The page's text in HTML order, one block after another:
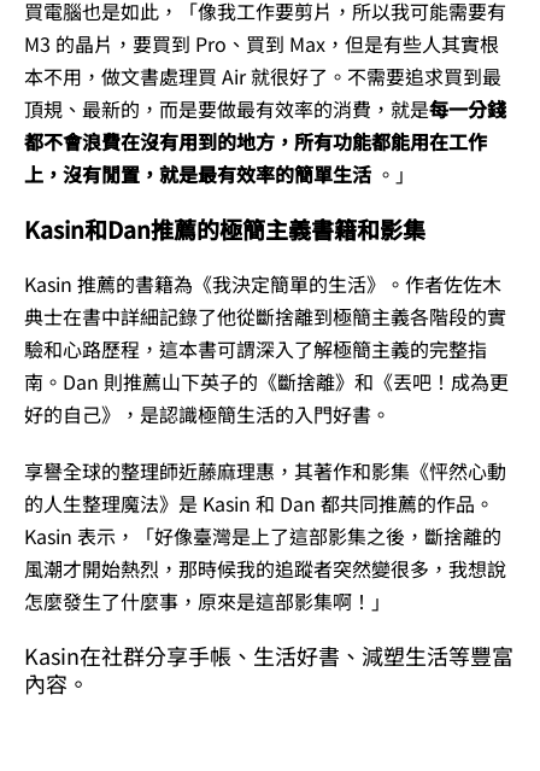
買電腦也是如此，「像我工作要剪片，所以我可能需要有
M3 的晶片，要買到 Pro、買到 Max，但是有些人其實根
本不用，做文書處理買 Air 就很好了。不需要追求買到最
頂規、最新的，而是要做最有效率的消費，就是每一分錢
都不會浪費在沒有用到的地方，所有功能都能用在工作
上，沒有閒置，就是最有效率的簡單生活 。」
Kasin和Dan推薦的極簡主義書籍和影集
Kasin 推薦的書籍為《我決定簡單的生活》。作者佐佐木
典士在書中詳細記錄了他從斷捨離到極簡主義各階段的實
驗和心路歷程，這本書可謂深入了解極簡主義的完整指
南。Dan 則推薦山下英子的《斷捨離》和《丟吧！成為更
好的自己》，是認識極簡生活的入門好書。
享譽全球的整理師近藤麻理惠，其著作和影集《怦然心動
的人生整理魔法》是 Kasin 和 Dan 都共同推薦的作品。
Kasin 表示，「好像臺灣是上了這部影集之後，斷捨離的
風潮才開始熱烈，那時候我的追蹤者突然變很多，我想說
怎麼發生了什麼事，原來是這部影集啊！」
Kasin在社群分享手帳、生活好書、減塑生活等豐富
內容。